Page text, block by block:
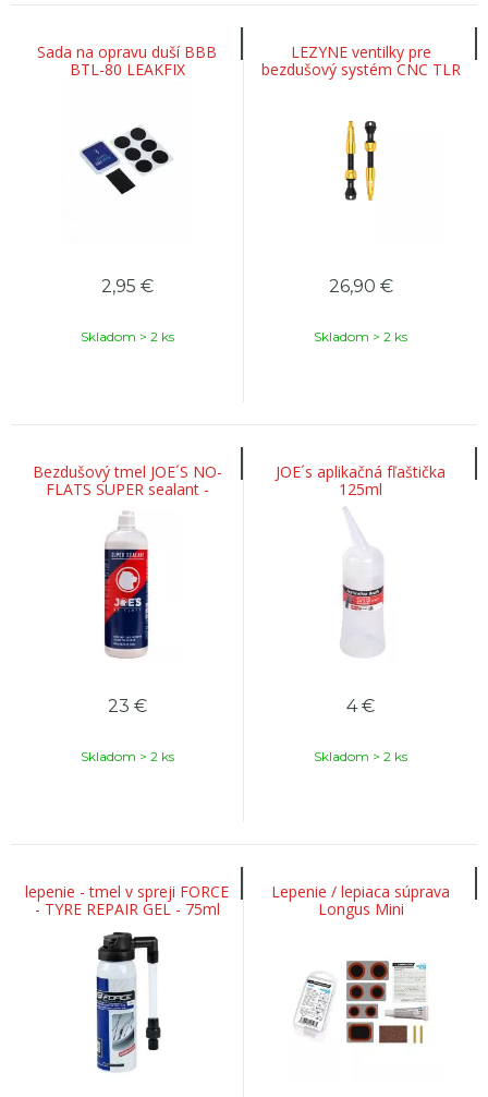
Sada na opravu duší BBB
BTL-80 LEAKFIX
2,95 €
Skladom > 2 ks
LEZYNE ventilky pre
bezdušový systém CNC TLR
44 mm
26,90 €
Skladom > 2 ks
Bezdušový tmel JOE´S NO-
FLATS SUPER sealant -
1000ml
23 €
Skladom > 2 ks
JOE´s aplikačná fľaštička
125ml
4 €
Skladom > 2 ks
lepenie - tmel v spreji FORCE
- TYRE REPAIR GEL - 75ml
Lepenie / lepiaca súprava
Longus Mini